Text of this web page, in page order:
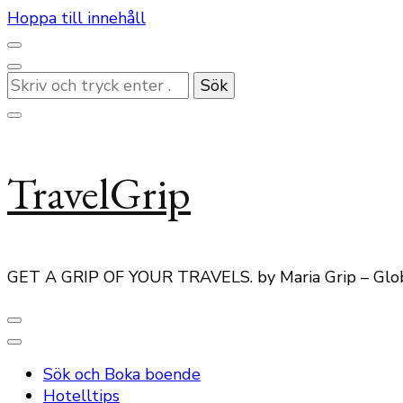
Hoppa till innehåll
Letar
du
efter
TravelGrip
GET A GRIP OF YOUR TRAVELS. by Maria Grip –
Sök och Boka boende
Hotelltips